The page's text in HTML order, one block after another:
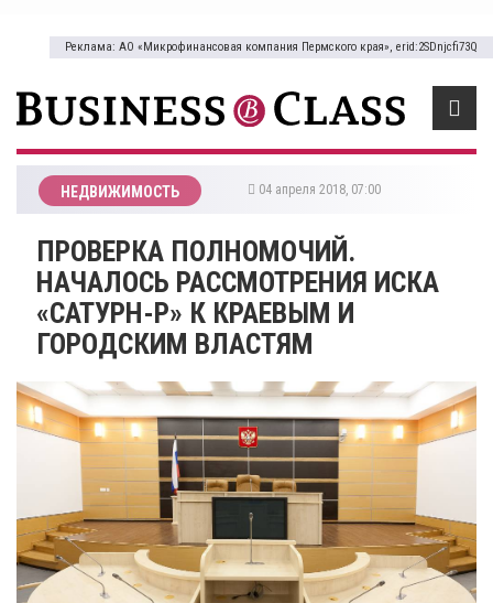
Реклама: АО «Микрофинансовая компания Пермского края», erid:2SDnjcfi73Q
НЕДВИЖИМОСТЬ 04 апреля 2018, 07:00
ПРОВЕРКА ПОЛНОМОЧИЙ.
НАЧАЛОСЬ РАССМОТРЕНИЯ ИСКА
«САТУРН-Р» К КРАЕВЫМ И
ГОРОДСКИМ ВЛАСТЯМ